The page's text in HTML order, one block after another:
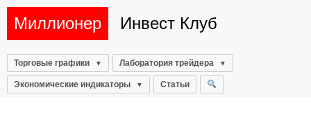
Миллионер Инвест Клуб
Торговые графики Лаборатория трейдера
Экономические индикаторы Статьи